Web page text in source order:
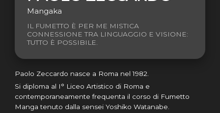
Mangaka
IL FUMETTO È PER ME MISTICA
CONNESSIONE TRA LINGUAGGIO E VISIONE:
TUTTO È POSSIBILE.
Paolo Zeccardo nasce a Roma nel 1982.
Si diploma al I° Liceo Artistico di Roma e
contemporaneamente frequenta il corso di Fumetto
Manga tenuto dalla sensei Yoshiko Watanabe.